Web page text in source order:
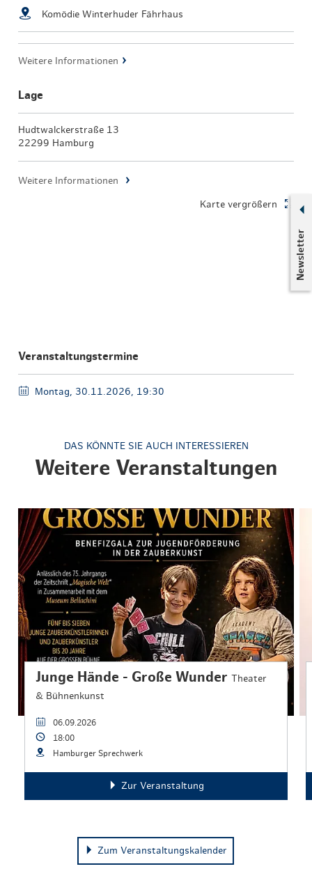
Newsletter
Komödie Winterhuder Fährhaus
Weitere Informationen
Lage
Hudtwalckerstraße 13
22299 Hamburg
Weitere Informationen
Karte vergrößern
Veranstaltungstermine
Montag, 30.11.2026, 19:30
DAS KÖNNTE SIE AUCH INTERESSIEREN
Weitere Veranstaltungen
Junge Hände - Große WunderTheater
& Bühnenkunst
06.09.2026
18:00
Hamburger Sprechwerk
Zur Veranstaltung
Zum Veranstaltungskalender